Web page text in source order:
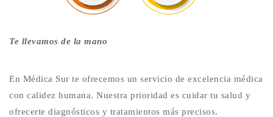
Te llevamos de la mano
En Médica Sur te ofrecemos un servicio de excelencia médica
con calidez humana. Nuestra prioridad es cuidar tu salud y
ofrecerte diagnósticos y tratamientos más precisos.